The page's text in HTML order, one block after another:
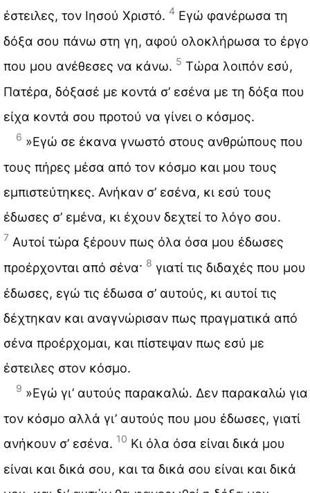
έστειλες, τον Ιησού Χριστό. 4 Εγώ φανέρωσα τη
δόξα σου πάνω στη γη, αφού ολοκλήρωσα το έργο
που μου ανέθεσες να κάνω. 5 Τώρα λοιπόν εσύ,
Πατέρα, δόξασέ με κοντά σ’ εσένα με τη δόξα που
είχα κοντά σου προτού να γίνει ο κόσμος.
6 »Εγώ σε έκανα γνωστό στους ανθρώπους που
τους πήρες μέσα από τον κόσμο και μου τους
εμπιστεύτηκες. Ανήκαν σ’ εσένα, κι εσύ τους
έδωσες σ’ εμένα, κι έχουν δεχτεί το λόγο σου.
7 Αυτοί τώρα ξέρουν πως όλα όσα μου έδωσες
προέρχονται από σένα· 8 γιατί τις διδαχές που μου
έδωσες, εγώ τις έδωσα σ’ αυτούς, κι αυτοί τις
δέχτηκαν και αναγνώρισαν πως πραγματικά από
σένα προέρχομαι, και πίστεψαν πως εσύ με
έστειλες στον κόσμο.
9 »Εγώ γι’ αυτούς παρακαλώ. Δεν παρακαλώ για
τον κόσμο αλλά γι’ αυτούς που μου έδωσες, γιατί
ανήκουν σ’ εσένα. 10 Κι όλα όσα είναι δικά μου
είναι και δικά σου, και τα δικά σου είναι και δικά